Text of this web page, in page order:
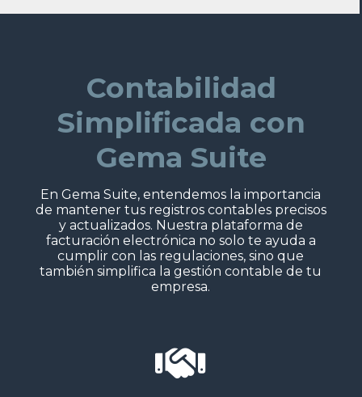
Contabilidad
Simplificada con
Gema Suite
En Gema Suite, entendemos la importancia
de mantener tus registros contables precisos
y actualizados. Nuestra plataforma de
facturación electrónica no solo te ayuda a
cumplir con las regulaciones, sino que
también simplifica la gestión contable de tu
empresa.